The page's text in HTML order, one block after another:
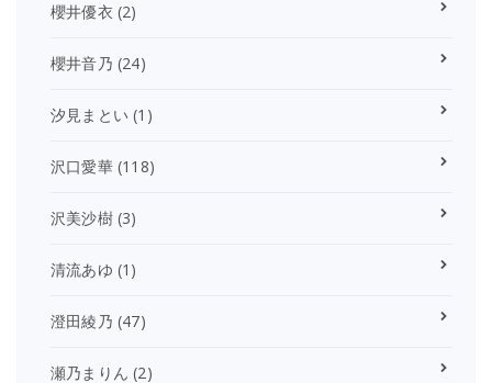
櫻井優衣 (2)
櫻井音乃 (24)
汐見まとい (1)
沢口愛華(118)
沢美沙樹(3)
清流あゆ (1)
澄田綾乃 (47)
瀬乃まりん (2)